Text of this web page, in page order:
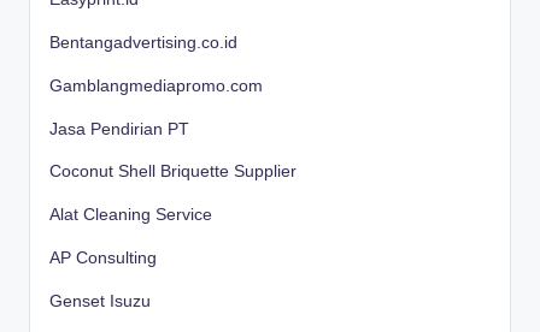
Bentangadvertising.co.id
Gamblangmediapromo.com
Jasa Pendirian PT
Coconut Shell Briquette Supplier
Alat Cleaning Service
AP Consulting
Genset Isuzu